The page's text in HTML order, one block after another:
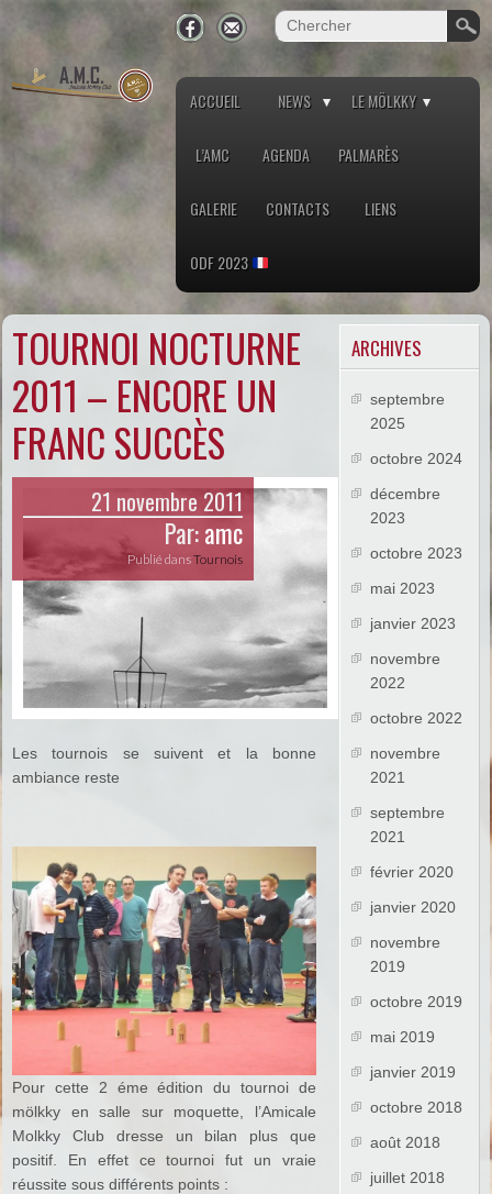
ACCUEIL NEWS LE MÖLKKY
L’AMC AGENDA PALMARÈS
GALERIE CONTACTS LIENS
ODF 2023
TOURNOI NOCTURNE
2011 – ENCORE UN
FRANC SUCCÈS
21 novembre 2011
Par:amc
Publié dansTournois
Les tournois se suivent et la bonne
ambiance reste
Pour cette 2 éme édition du tournoi de
mölkky en salle sur moquette, l’Amicale
Molkky Club dresse un bilan plus que
positif. En effet ce tournoi fut un vraie
réussite sous différents points :
ARCHIVES
septembre
2025
octobre 2024
décembre
2023
octobre 2023
mai 2023
janvier 2023
novembre
2022
octobre 2022
novembre
2021
septembre
2021
février 2020
janvier 2020
novembre
2019
octobre 2019
mai 2019
janvier 2019
octobre 2018
août 2018
juillet 2018